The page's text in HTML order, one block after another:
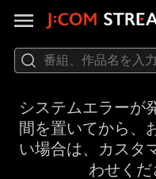
システムエラーが
間を置いてから、
い場合は、カスタ
わせくだ